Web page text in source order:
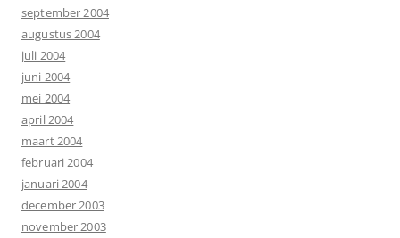
september 2004
augustus 2004
juli 2004
juni 2004
mei 2004
april 2004
maart 2004
februari 2004
januari 2004
december 2003
november 2003